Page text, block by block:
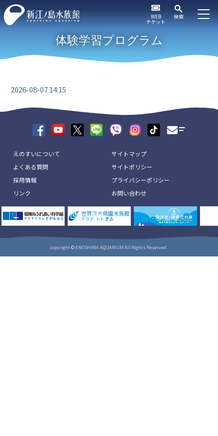
WEB
チケット
検索
体験学習プログラム
2026-08-07 14:15
えのすいについて
よくある質問
採用情報
リンク
サイトマップ
サイトポリシー
プライバシーポリシー
お問い合わせ
copyright © ENOSHIMA AQUARIUM All Rights Reserved.